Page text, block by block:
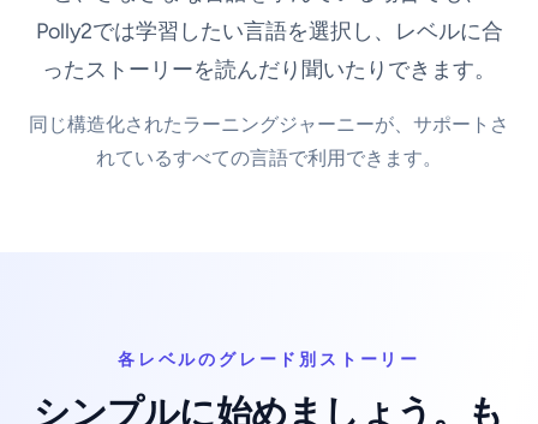
Polly2では学習したい言語を選択し、レベルに合
ったストーリーを読んだり聞いたりできます。
同じ構造化されたラーニングジャーニーが、サポートさ
れているすべての言語で利用できます。
各レベルのグレード別ストーリー
シンプルに始めましょう。も